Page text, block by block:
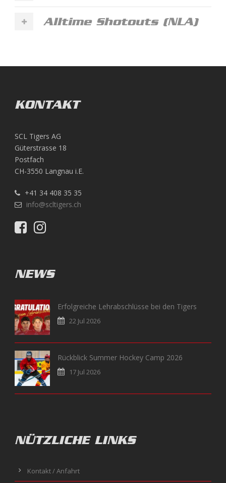
Alltime Shotouts (NLA)
KONTAKT
SCL Tigers AG
Güterstrasse 18
Postfach
CH-3550 Langnau i.E.
+41 34 408 35 35
info@scltigers.ch
NEWS
Erfolgreiche Lehrabschlüsse bei den Tigers
22 Jul 2026
Rückblick Summer Hockey Camp 2026
17 Jul 2026
NÜTZLICHE LINKS
Kontakt / Anfahrt